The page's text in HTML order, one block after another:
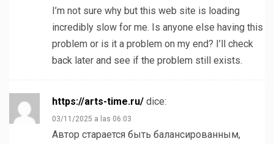
I’m not sure why but this web site is loading
incredibly slow for me. Is anyone else having this
problem or is it a problem on my end? I’ll check
back later and see if the problem still exists.
https://arts-time.ru/ dice:
03/11/2025 a las 06:03
Автор старается быть балансированным,